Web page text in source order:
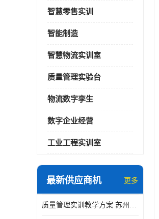
智慧零售实训
智能制造
智慧物流实训室
质量管理实验台
物流数字孪生
数字企业经营
工业工程实训室
最新供应商机 更多
质量管理实训教学方案 苏州质量管理实训 _京创智业